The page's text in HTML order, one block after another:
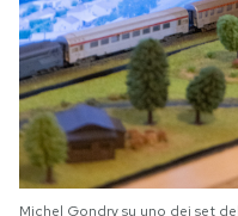
Michel Gondry su uno dei set